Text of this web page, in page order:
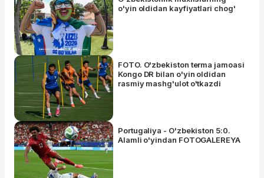
o'yin oldidan kayfiyatlari chog'
FOTO. O'zbekiston terma jamoasi
Kongo DR bilan o'yin oldidan
rasmiy mashg'ulot o'tkazdi
Portugaliya - O'zbekiston 5:0.
Alamli o'yindan FOTOGALEREYA